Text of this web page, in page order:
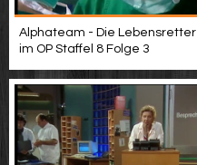
Alphateam - Die Lebensretter
im OP Staffel 8 Folge 3